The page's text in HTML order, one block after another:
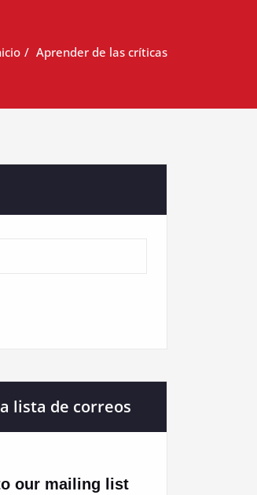
Aprender de las críticas
lista de correos
our mailing list